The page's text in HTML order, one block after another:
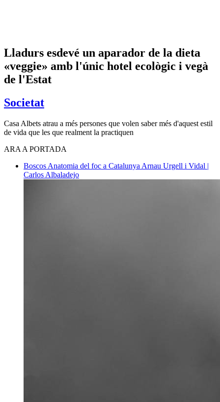
Lladurs esdevé un aparador de la dieta
«veggie» amb l'únic hotel ecològic i vegà
de l'Estat
Societat
Casa Albets atrau a més persones que volen saber més d'aquest estil
de vida que les que realment la practiquen
ARA A PORTADA
Boscos Anatomia del foc a Catalunya Arnau Urgell i Vidal |
Carlos Albaladejo